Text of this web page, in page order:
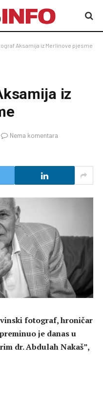
Aksamija iz Merlinove pjesme
iz
Nema komentara
fotograf, hroničar
je danas u
dr. Abdulah Nakaš”,